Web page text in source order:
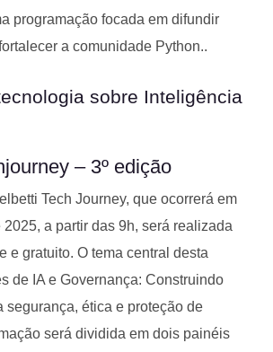
programação focada em difundir
a comunidade Python..
sobre Inteligência
– 3º edição
Tech Journey, que ocorrerá em
2025, a partir das 9h, será realizada
e gratuito. O tema central desta
de IA e Governança: Construindo
segurança, ética e proteção de
será dividida em dois painéis